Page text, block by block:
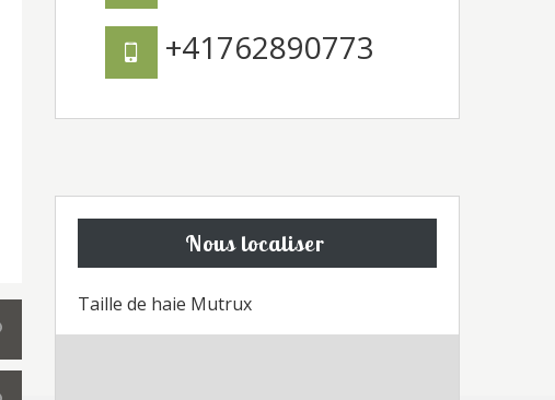
+41762890773
Nous localiser
Taille de haie Mutrux